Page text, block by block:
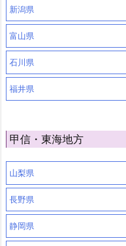
新潟県
富山県
石川県
福井県
甲信・東海地方
山梨県
長野県
静岡県